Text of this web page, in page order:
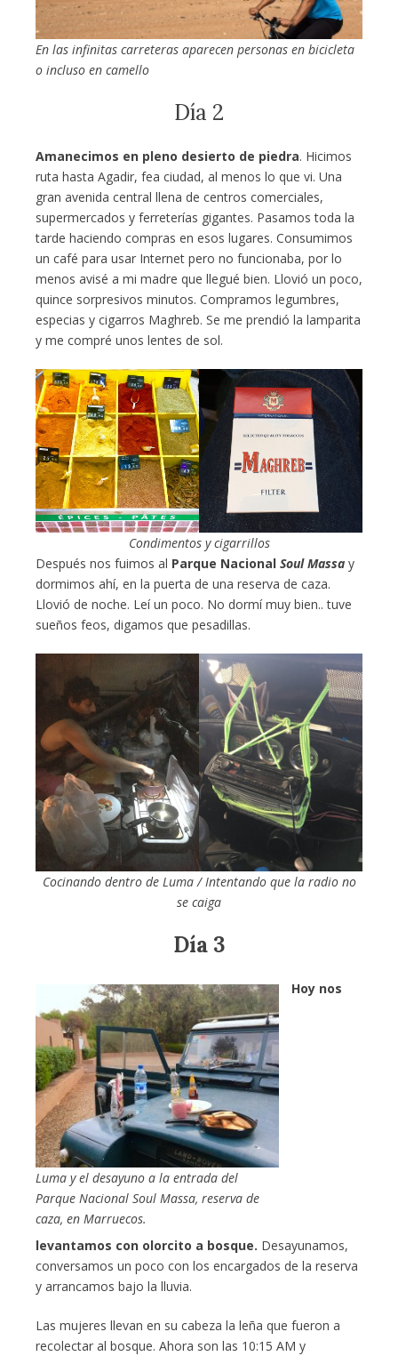
En las infinitas carreteras aparecen personas en bicicleta
o incluso en camello
Día 2
Amanecimos en pleno desierto de piedra. Hicimos
ruta hasta Agadir, fea ciudad, al menos lo que vi. Una
gran avenida central llena de centros comerciales,
supermercados y ferreterías gigantes. Pasamos toda la
tarde haciendo compras en esos lugares. Consumimos
un café para usar Internet pero no funcionaba, por lo
menos avisé a mi madre que llegué bien. Llovió un poco,
quince sorpresivos minutos. Compramos legumbres,
especias y cigarros Maghreb. Se me prendió la lamparita
y me compré unos lentes de sol.
Condimentos y cigarrillos
Después nos fuimos al Parque Nacional Soul Massa y
dormimos ahí, en la puerta de una reserva de caza.
Llovió de noche. Leí un poco. No dormí muy bien.. tuve
sueños feos, digamos que pesadillas.
Cocinando dentro de Luma / Intentando que la radio no
se caiga
Día 3
Luma y el desayuno a la entrada del
Parque Nacional Soul Massa, reserva de
caza, en Marruecos.
Hoy nos
levantamos con olorcito a bosque. Desayunamos,
conversamos un poco con los encargados de la reserva
y arrancamos bajo la lluvia.
Las mujeres llevan en su cabeza la leña que fueron a
recolectar al bosque. Ahora son las 10:15 AM y